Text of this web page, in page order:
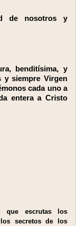
de nosotros y
benditísima, y
y siempre Virgen
cada uno a
entera a Cristo
que escrutas los
secretos de los